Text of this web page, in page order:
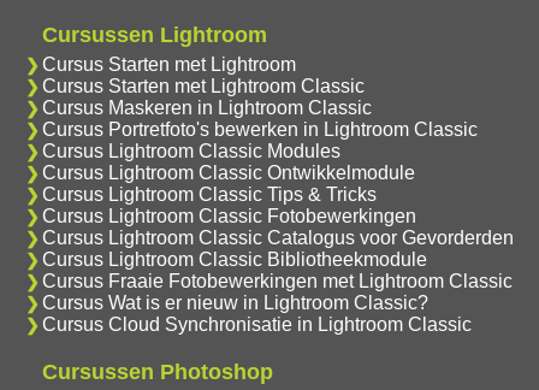
Cursussen Lightroom
Cursus Starten met Lightroom
Cursus Starten met Lightroom Classic
Cursus Maskeren in Lightroom Classic
Cursus Portretfoto's bewerken in Lightroom Classic
Cursus Lightroom Classic Modules
Cursus Lightroom Classic Ontwikkelmodule
Cursus Lightroom Classic Tips & Tricks
Cursus Lightroom Classic Fotobewerkingen
Cursus Lightroom Classic Catalogus voor Gevorderden
Cursus Lightroom Classic Bibliotheekmodule
Cursus Fraaie Fotobewerkingen met Lightroom Classic
Cursus Wat is er nieuw in Lightroom Classic?
Cursus Cloud Synchronisatie in Lightroom Classic
Cursussen Photoshop